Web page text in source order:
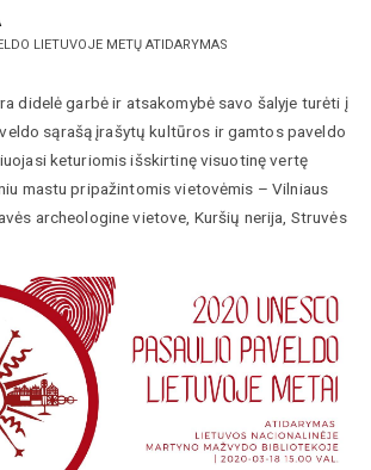
LIETUVOJE METŲ ATIDARYMAS
didelė garbė ir atsakomybė savo šalyje turėti į
sąrašą įrašytų kultūros ir gamtos paveldo
keturiomis išskirtinę visuotinę vertę
mastu pripažintomis vietovėmis – Vilniaus
archeologine vietove, Kuršių nerija, Struvės